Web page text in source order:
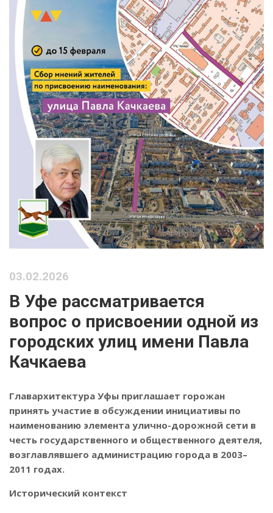
03.02.2026
В Уфе рассматривается
вопрос о присвоении одной из
городских улиц имени Павла
Качкаева
Главархитектура Уфы приглашает горожан
принять участие в обсуждении инициативы по
наименованию элемента улично-дорожной сети в
честь государственного и общественного деятеля,
возглавлявшего администрацию города в 2003–
2011 годах.
Исторический контекст